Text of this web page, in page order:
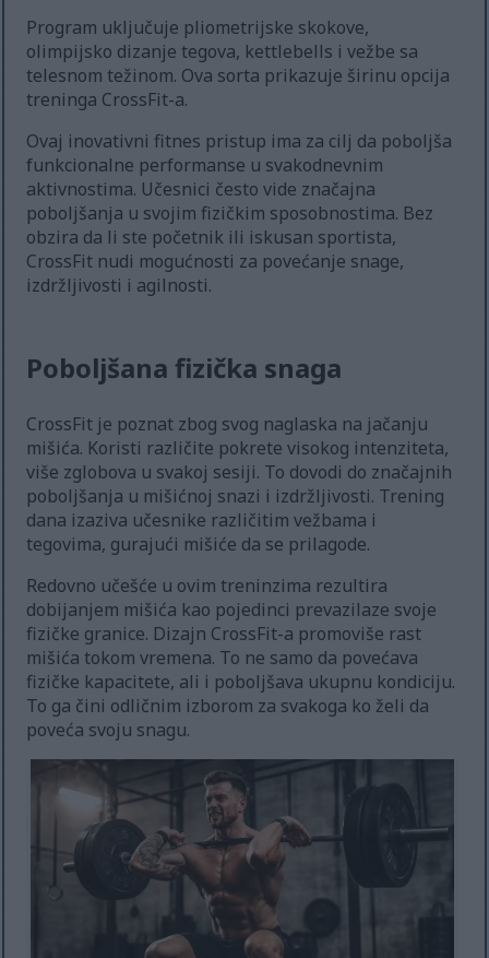
Program uključuje pliometrijske skokove,
olimpijsko dizanje tegova, kettlebells i vežbe sa
telesnom težinom. Ova sorta prikazuje širinu opcija
treninga CrossFit-a.
Ovaj inovativni fitnes pristup ima za cilj da poboljša
funkcionalne performanse u svakodnevnim
aktivnostima. Učesnici često vide značajna
poboljšanja u svojim fizičkim sposobnostima. Bez
obzira da li ste početnik ili iskusan sportista,
CrossFit nudi mogućnosti za povećanje snage,
izdržljivosti i agilnosti.
Poboljšana fizička snaga
CrossFit je poznat zbog svog naglaska na jačanju
mišića. Koristi različite pokrete visokog intenziteta,
više zglobova u svakoj sesiji. To dovodi do značajnih
poboljšanja u mišićnoj snazi i izdržljivosti. Trening
dana izaziva učesnike različitim vežbama i
tegovima, gurajući mišiće da se prilagode.
Redovno učešće u ovim treninzima rezultira
dobijanjem mišića kao pojedinci prevazilaze svoje
fizičke granice. Dizajn CrossFit-a promoviše rast
mišića tokom vremena. To ne samo da povećava
fizičke kapacitete, ali i poboljšava ukupnu kondiciju.
To ga čini odličnim izborom za svakoga ko želi da
poveća svoju snagu.